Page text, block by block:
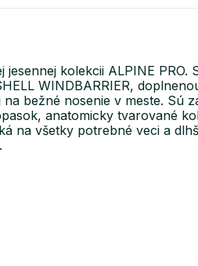
kolekcii ALPINE
WINDBARRIER,
bežné nosenie v meste. Sú
anatomicky tvarované
na všetky potrebné veci a